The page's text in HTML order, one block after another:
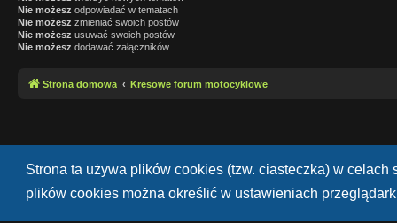
Strona ta używa plików cookies (tzw. ciasteczka) w
plików cookies można określić w ustawieniach
Nie możesz odpowiadać w tematach
Nie możesz zmieniać swoich postów
Nie możesz usuwać swoich postów
Nie możesz dodawać załączników
Strona domowa Kresowe forum motocyklowe